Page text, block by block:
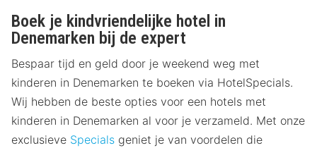
Boek je kindvriendelijke hotel in
Denemarken bij de expert
Bespaar tijd en geld door je weekend weg met
kinderen in Denemarken te boeken via HotelSpecials.
Wij hebben de beste opties voor een hotels met
kinderen in Denemarken al voor je verzameld. Met onze
exclusieve Specials geniet je van voordelen die